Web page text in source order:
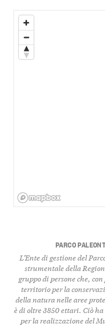
PARCO
L’Ente di gestione del
strumentale della
gruppo di personeche,
territorio per la
della natura nelle aree
è di oltre3850 ettari. Ciò
per la realizzazione del